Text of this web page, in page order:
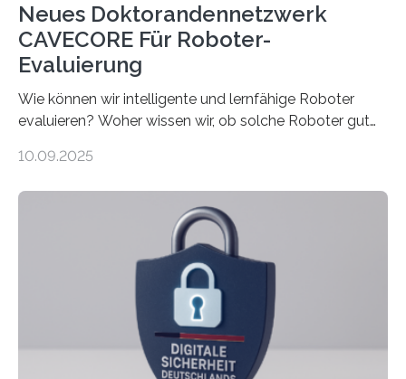
Neues Doktorandennetzwerk
CAVECORE Für Roboter-
Evaluierung
Wie können wir intelligente und lernfähige Roboter
evaluieren? Woher wissen wir, ob solche Roboter gut
sich CAVECORE – ein neues Marie Skłodowska-Curie
koordiniert wird. Ab dem 1. September werden sich
über einen Zeitraum von vier Jahren insgesamt 15
Promovierende im Rahmen von CAVECORE mit
kognitiven Robotern beschäftigen – also mit Robotern,
die mittels Sensoren ihre Umgebung erfassen,
Informationen verarbeiten und häufig auch mit…
10.09.2025